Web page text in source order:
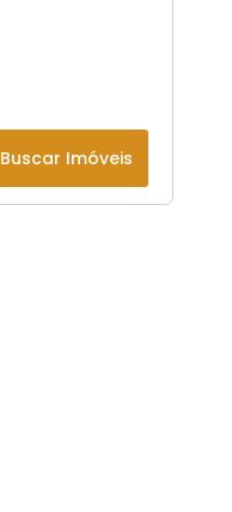
Buscar Imóveis